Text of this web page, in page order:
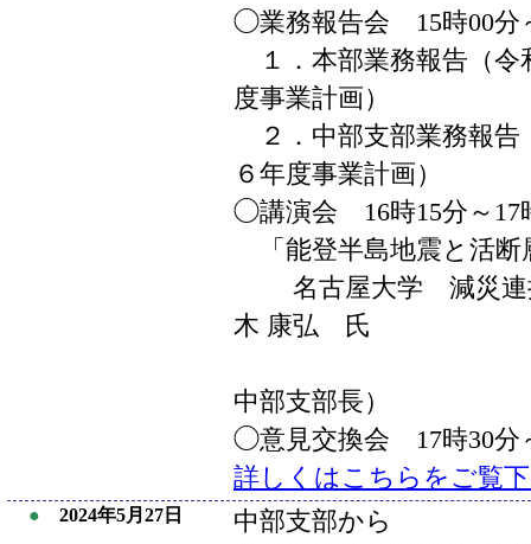
◯業務報告会 15時00分
１．本部業務報告（令
度事業計画）
２．中部支部業務報告
６年度事業計画）
◯講演会 16時15分～17
「能登半島地震と活断
名古屋大学 減災
木 康弘 氏
中部支部長）
◯意見交換会 17時30分
詳しくはこちらをご覧
● 2024年5月27日
中部支部から